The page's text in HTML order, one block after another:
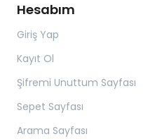
Hesabım
Giriş Yap
Kayıt Ol
Şifremi Unuttum Sayfası
Sepet Sayfası
Arama Sayfası